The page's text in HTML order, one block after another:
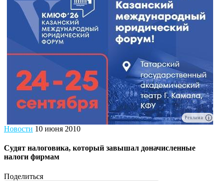
Реклама
Новости 10 июня 2010
Судят налоговика, который завышал доначисленные
налоги фирмам
Поделиться